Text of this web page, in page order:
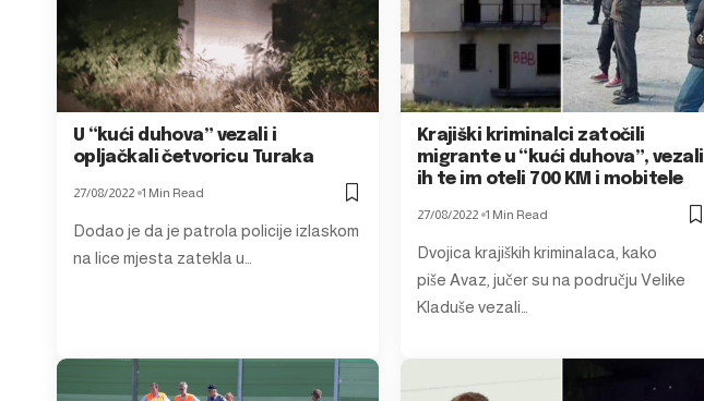
U “kući duhova” vezali i
opljačkali četvoricu Turaka
27/08/2022 1 Min Read
Dodao je da je patrola policije izlaskom
na lice mjesta zatekla u…
Krajiški kriminalci zatočili
migrante u “kući duhova”, vezali
ih te im oteli 700 KM i mobitele
27/08/2022 1 Min Read
Dvojica krajiških kriminalaca, kako
piše Avaz, jučer su na području Velike
Kladuše vezali…